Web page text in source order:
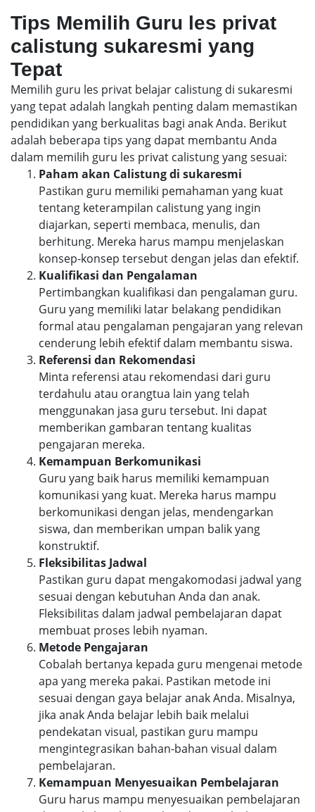
Tips Memilih Guru les privat
calistung sukaresmi yang
Tepat
Memilih guru les privat belajar calistung di sukaresmi
yang tepat adalah langkah penting dalam memastikan
pendidikan yang berkualitas bagi anak Anda. Berikut
adalah beberapa tips yang dapat membantu Anda
dalam memilih guru les privat calistung yang sesuai:
Paham akan Calistung di sukaresmi
Pastikan guru memiliki pemahaman yang kuat
tentang keterampilan calistung yang ingin
diajarkan, seperti membaca, menulis, dan
berhitung. Mereka harus mampu menjelaskan
konsep-konsep tersebut dengan jelas dan efektif.
Kualifikasi dan Pengalaman
Pertimbangkan kualifikasi dan pengalaman guru.
Guru yang memiliki latar belakang pendidikan
formal atau pengalaman pengajaran yang relevan
cenderung lebih efektif dalam membantu siswa.
Referensi dan Rekomendasi
Minta referensi atau rekomendasi dari guru
terdahulu atau orangtua lain yang telah
menggunakan jasa guru tersebut. Ini dapat
memberikan gambaran tentang kualitas
pengajaran mereka.
Kemampuan Berkomunikasi
Guru yang baik harus memiliki kemampuan
komunikasi yang kuat. Mereka harus mampu
berkomunikasi dengan jelas, mendengarkan
siswa, dan memberikan umpan balik yang
konstruktif.
Fleksibilitas Jadwal
Pastikan guru dapat mengakomodasi jadwal yang
sesuai dengan kebutuhan Anda dan anak.
Fleksibilitas dalam jadwal pembelajaran dapat
membuat proses lebih nyaman.
Metode Pengajaran
Cobalah bertanya kepada guru mengenai metode
apa yang mereka pakai. Pastikan metode ini
sesuai dengan gaya belajar anak Anda. Misalnya,
jika anak Anda belajar lebih baik melalui
pendekatan visual, pastikan guru mampu
mengintegrasikan bahan-bahan visual dalam
pembelajaran.
Kemampuan Menyesuaikan Pembelajaran
Guru harus mampu menyesuaikan pembelajaran